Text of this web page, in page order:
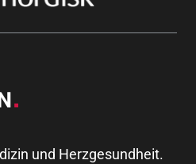
und Herzgesundheit.